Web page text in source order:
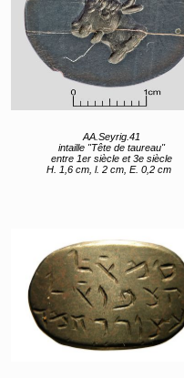
AA.Seyrig.41
intaille "Tête de taureau"
entre 1er siècle et 3e siècle
H. 1,6 cm, l. 2 cm, E. 0,2 cm